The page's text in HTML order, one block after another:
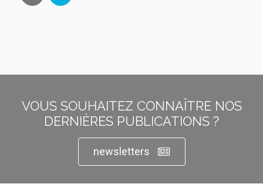
VOUS SOUHAITEZ CONNAÎTRE NOS
DERNIÈRES PUBLICATIONS ?
newsletters